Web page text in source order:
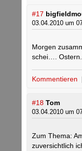
#17
03.04.2010 um
Morgen
schei….
Kommentieren
#18 Tom
03.04.2010 um
Zum Thema:
zuversichtlich